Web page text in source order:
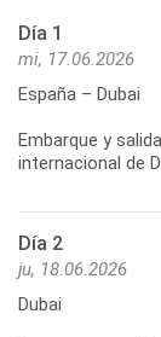
Día 1
mi, 17.06.2026
España – Dubai
Embarque y
internacional de
Día 2
ju, 18.06.2026
Dubai